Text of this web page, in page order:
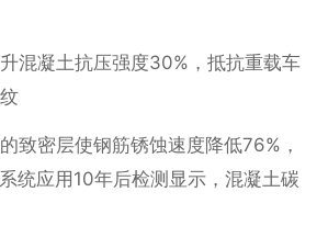
混凝土抗压强度30%，抵抗重载车
致密层使钢筋锈蚀速度降低76%，
统应用10年后检测显示，混凝土碳